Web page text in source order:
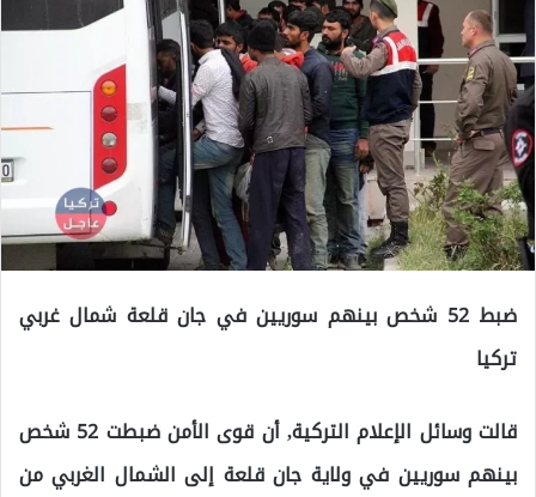
ضبط 52 شخص بينهم سوريين في جان قلعة شمال غربي
تركيا
قالت وسائل الإعلام التركية, أن قوى الأمن ضبطت 52 شخص
بينهم سوريين في ولاية جان قلعة إلى الشمال الغربي من